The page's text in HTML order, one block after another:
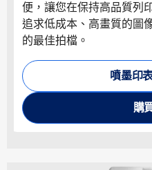
便，讓您在保持高品質列
追求低成本、高畫質的圖
的最佳拍檔。
噴墨印
購